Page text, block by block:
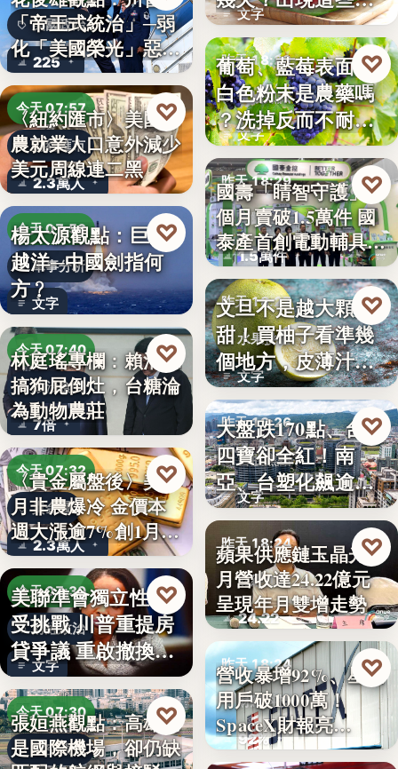
美國政治
225
「帝王式統治」─弱
化「美國榮光」惡化
「民…
今天 07:57
財經匯市
2.3萬人
〈紐約匯市〉美國非
農就業人口意外減少
美元周線連二黑
♡
今天 07:50
軍事分析
文字
楊太源觀點：巨浪
越洋─中國劍指何
方﹖
♡
今天 07:40
政治食安
7倍
林庭瑤專欄：賴清德
搞狗屁倒灶，台糖淪
為動物農莊
♡
今天 07:32
貴金屬
2.3萬人
〈貴金屬盤後〉美7
月非農爆冷 金價本
週大漲逾7%創1月
來…
♡
今天 07:30
財經政治
文字
美聯準會獨立性再
受挑戰 川普重提房
貸爭議 重啟撤換庫
克程…
♡
今天 07:30
航空政策
張姮燕觀點：高雄已
是國際機場，卻仍缺
♡
文字
況別再吃
昨天 18:29
食物知識
文字
葡萄、藍莓表面的
白色粉末是農藥嗎
？洗掉反而不耐
放，「白霜…
♡
昨天 18:29
高齡金融
1.5萬件
國壽「睛智守護」3
個月賣破1.5萬件 國
泰產首創電動輔具…
♡
昨天 18:27
水果挑選
文字
文旦不是越大顆越
甜！買柚子看準幾
個地方，皮薄汁多
不踩雷
♡
昨天 18:26
台股焦點
文字
大盤跌170點、台塑
四寶卻全紅！南
亞、台塑化飆逾
5%，背…
♡
昨天 18:24
財經焦點
24.22
蘋果供應鏈玉晶光7
月營收達24.22億元
呈現年月雙增走勢
♡
昨天 18:24
財經科技
92%
營收暴增92%、星鏈
用戶破1000萬！
SpaceX財報亮…
♡